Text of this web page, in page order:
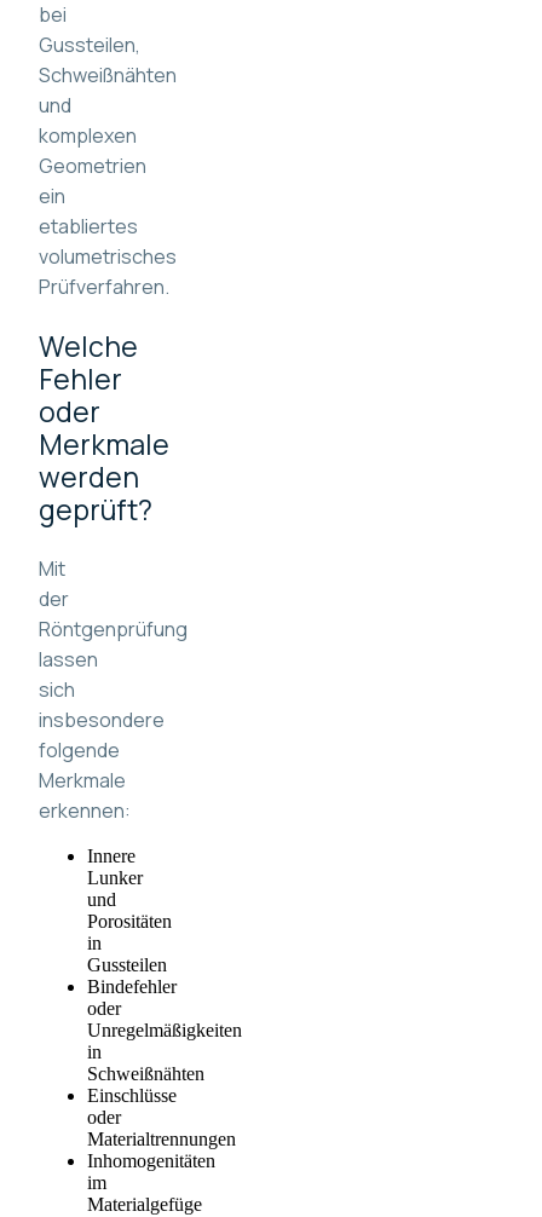
bei
Gussteilen,
Schweißnähten
und
komplexen
Geometrien
ein
etabliertes
volumetrisches
Prüfverfahren.
Welche
Fehler
oder
Merkmale
werden
geprüft?
Mit
der
Röntgenprüfung
lassen
sich
insbesondere
folgende
Merkmale
erkennen:
Innere
Lunker
und
Porositäten
in
Gussteilen
Bindefehler
oder
Unregelmäßigkeiten
in
Schweißnähten
Einschlüsse
oder
Materialtrennungen
Inhomogenitäten
im
Materialgefüge